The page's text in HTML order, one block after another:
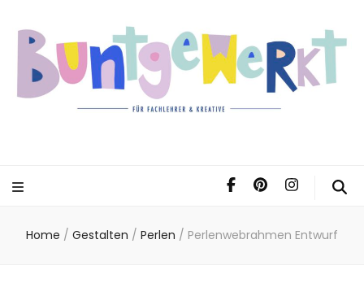
Home / Gestalten / Perlen / Perlenwebrahmen Entwurf